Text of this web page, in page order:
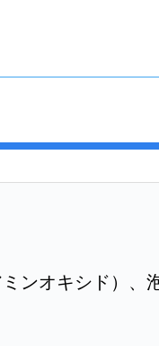
ンオキシド）、